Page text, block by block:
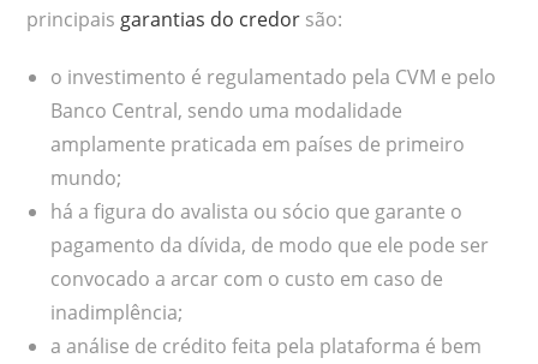
principais garantias do credor são:
o investimento é regulamentado pela CVM e pelo
Banco Central, sendo uma modalidade
amplamente praticada em países de primeiro
mundo;
há a figura do avalista ou sócio que garante o
pagamento da dívida, de modo que ele pode ser
convocado a arcar com o custo em caso de
inadimplência;
a análise de crédito feita pela plataforma é bem